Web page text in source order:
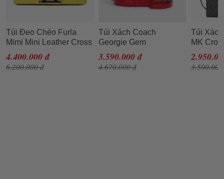
Túi Đeo Chéo Furla
Mimi Mini Leather Cross
Body Bag DNV Lime
Jade Màu Vàng
4.400.000 đ
6.200.000 đ
Túi Xách Coach
Georgie Gem
Crossbody Red Pebble
Leather Shoulder Purse
5503 Màu Đỏ
3.590.000 đ
4.670.000 đ
Túi
MK
Medium